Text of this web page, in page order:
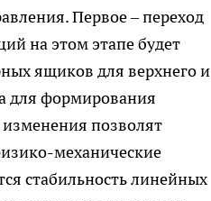
Первое – переход
на этом этапе будет
ящиков для верхнего и
для формирования
изменения позволят
механические
стабильность линейных